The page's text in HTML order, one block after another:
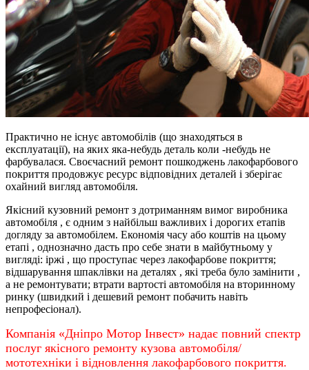
Практично не існує автомобілів (що знаходяться в
експлуатації), на яких яка-небудь деталь коли -небудь не
фарбувалася. Своєчасний ремонт пошкоджень лакофарбового
покриття продовжує ресурс відповідних деталей і зберігає
охайний вигляд автомобіля.
Якісний кузовний ремонт з дотриманням вимог виробника
автомобіля , є одним з найбільш важливих і дорогих етапів
догляду за автомобілем. Економія часу або коштів на цьому
етапі , однозначно дасть про себе знати в майбутньому у
вигляді: іржі , що проступає через лакофарбове покриття;
відшарування шпаклівки на деталях , які треба було замінити ,
а не ремонтувати; втрати вартості автомобіля на вторинному
ринку (швидкий і дешевий ремонт побачить навіть
непрофесіонал).
Компанія «Дніпро Мотор Інвест» надає повний спектр
послуг якісного ремонту кузова автомобіля/
мототехніки і відновлення лакофарбового покриття.